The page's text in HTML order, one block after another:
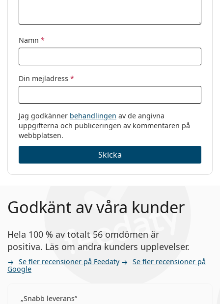
Namn *
Din mejladress *
Jag godkänner behandlingen av de angivna
uppgifterna och publiceringen av kommentaren på
webbplatsen.
Skicka
Godkänt av våra kunder
Hela 100 % av totalt 56 omdömen är
positiva. Läs om andra kunders upplevelser.
Se fler recensioner på Feedaty Se fler recensioner på
Google
Snabb leverans